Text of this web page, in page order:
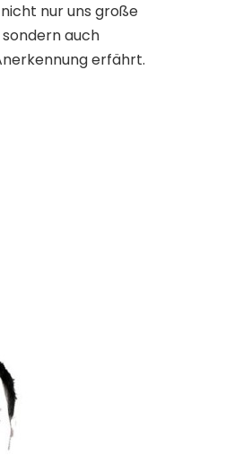
nur uns große
auch
erfährt.